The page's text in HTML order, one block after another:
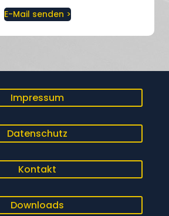
E-Mail senden >
Impressum
Datenschutz
Kontakt
Downloads